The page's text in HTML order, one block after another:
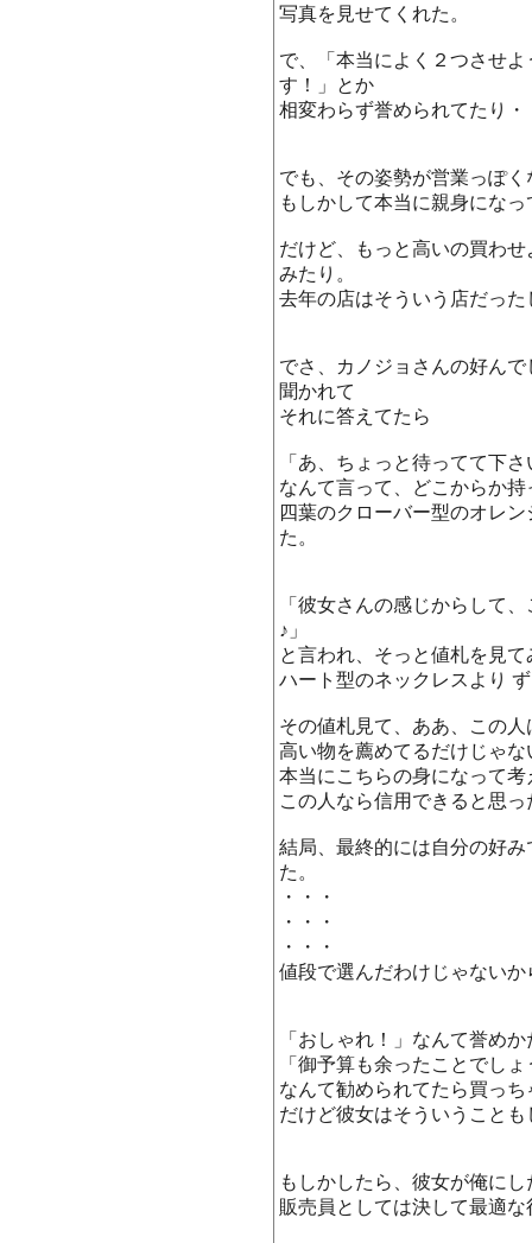
写真を見せてくれた。
で、「本当によく２つさせ
す！」とか
相変わらず誉められてたり・
でも、その姿勢が営業っぽ
もしかして本当に親身にな
だけど、もっと高いの買わ
みたり。
去年の店はそういう店だった
でさ、カノジョさんの好ん
聞かれて
それに答えてたら
「あ、ちょっと待ってて下
なんて言って、どこからか
四葉のクローバー型のオレ
た。
「彼女さんの感じからして
♪」
と言われ、そっと値札を見
ハート型のネックレスより
その値札見て、ああ、この
高い物を薦めてるだけじゃ
本当にこちらの身になって
この人なら信用できると思っ
結局、最終的には自分の好
た。
・・・
・・・
・・・
値段で選んだわけじゃないか
「おしゃれ！」なんて誉め
「御予算も余ったことでし
なんて勧められてたら買っ
だけど彼女はそういうことも
もしかしたら、彼女が俺に
販売員としては決して最適